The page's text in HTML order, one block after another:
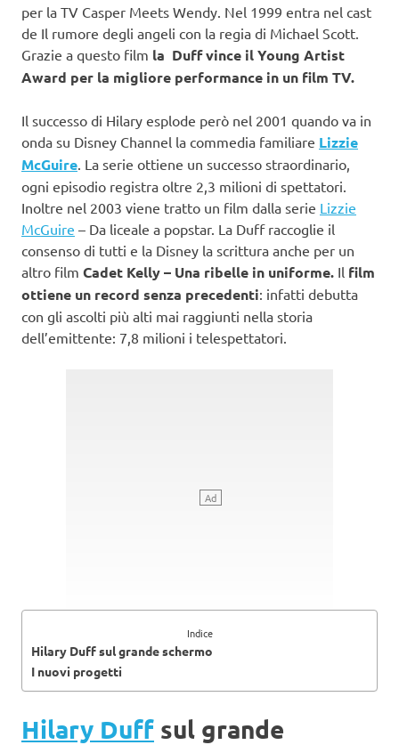
per la TV Casper Meets Wendy. Nel 1999 entra nel cast
de Il rumore degli angeli con la regia di Michael Scott.
Grazie a questo film la Duff vince il Young Artist
Award per la migliore performance in un film TV.
Il successo di Hilary esplode però nel 2001 quando va in
onda su Disney Channel la commedia familiare Lizzie
McGuire . La serie ottiene un successo straordinario,
ogni episodio registra oltre 2,3 milioni di spettatori.
Inoltre nel 2003 viene tratto un film dalla serie Lizzie
McGuire – Da liceale a popstar. La Duff raccoglie il
consenso di tutti e la Disney la scrittura anche per un
altro film Cadet Kelly – Una ribelle in uniforme. Il film
ottiene un record senza precedenti: infatti debutta
con gli ascolti più alti mai raggiunti nella storia
dell’emittente: 7,8 milioni i telespettatori.
Indice
Hilary Duff sul grande schermo
I nuovi progetti
Hilary Duff sul grande